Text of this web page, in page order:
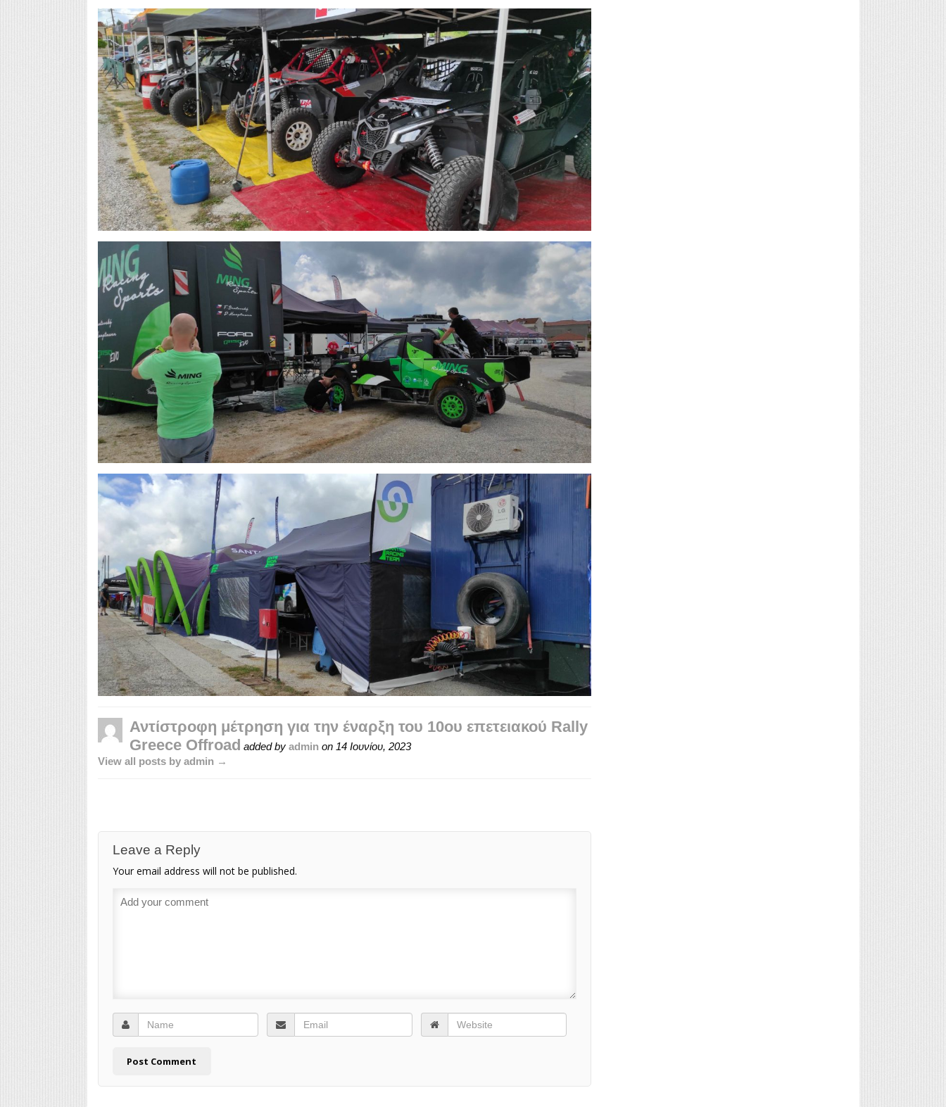
Αντίστροφη μέτρηση για την έναρξη του 10ου επετειακού Rally
Greece Offroad added by adminon 14 Ιουνίου, 2023
View all posts by admin →
Leave a Reply
Your email address will not be published.